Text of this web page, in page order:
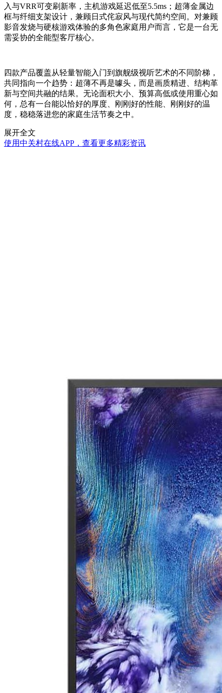
入与VRR可变刷新率，主机游戏延迟低至5.5ms；超薄金属边
框与纤细支架设计，兼顾日式侘寂风与现代简约空间。对兼顾
影音发烧与硬核游戏体验的多角色家庭用户而言，它是一台无
需妥协的全能型客厅核心。
四款产品覆盖从轻量智能入门到旗舰级视听艺术的不同阶梯，
共同指向一个趋势：超薄不再是噱头，而是画质精进、结构革
新与空间共融的结果。无论面积大小、预算高低或使用重心如
何，总有一台能以恰好的厚度、刚刚好的性能、刚刚好的温
度，稳稳落进您的家庭生活节奏之中。
展开全文
使用中关村在线APP，查看更多精彩资讯